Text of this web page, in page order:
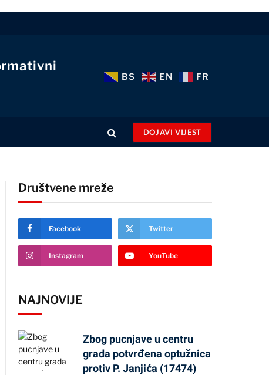
BS EN FR
DOJAVI VIJEST
Društvene mreže
Facebook Twitter
Instagram YouTube
NAJNOVIJE
Zbog pucnjave u centru
grada potvrđena optužnica
protiv P. Janjića (17474)